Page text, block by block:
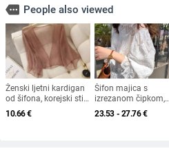
more People also viewed
Ženski ljetni kardigan
od šifona, korejski stil,
slobodan kroj, dugi
rukavi
10.66€
Šifon majica s
izrezanom čipkom,
ovratnik u obliku
lotosova lista, dugi
23.53 - 27.76€